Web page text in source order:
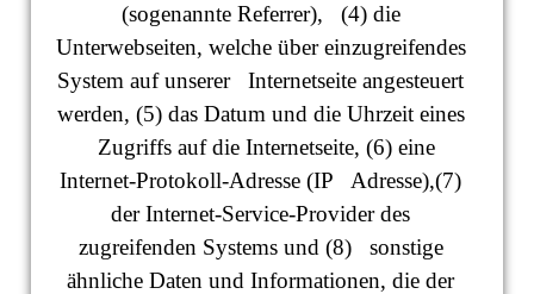
(sogenannte Referrer), (4) die
Unterwebseiten, welche über einzugreifendes
System auf unserer Internetseite angesteuert
werden, (5) das Datum und die Uhrzeit eines
Zugriffs auf die Internetseite, (6) eine
Internet-Protokoll-Adresse (IP Adresse),(7)
der Internet-Service-Provider des
zugreifenden Systems und (8) sonstige
ähnliche Daten und Informationen, die der